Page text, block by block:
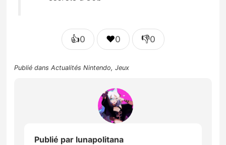
👍0 ❤️0 👎0
Publié dansActualités Nintendo,Jeux
Publié par lunapolitana